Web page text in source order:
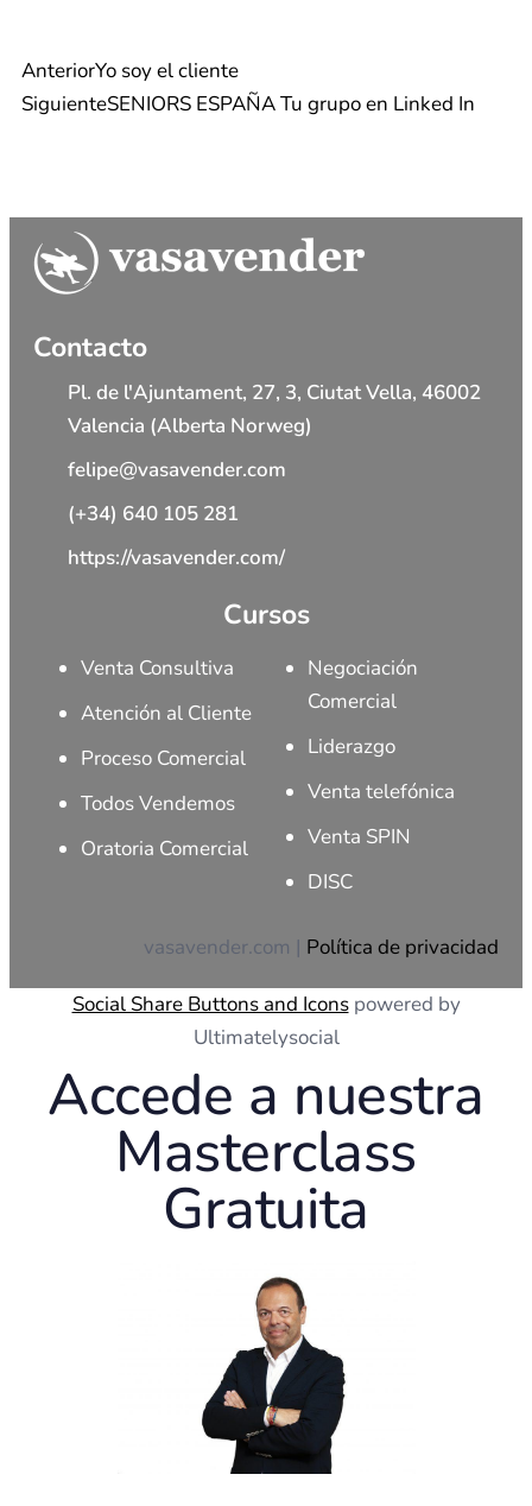
AnteriorYo soy el cliente
SiguienteSENIORS ESPAÑA Tu grupo en Linked In
Contacto
Pl. de l'Ajuntament, 27, 3, Ciutat Vella, 46002
Valencia (Alberta Norweg)
felipe@vasavender.com
(+34) 640 105 281
https://vasavender.com/
Cursos
Venta Consultiva
Atención al Cliente
Proceso Comercial
Todos Vendemos
Oratoria Comercial
Negociación
Comercial
Liderazgo
Venta telefónica
Venta SPIN
DISC
vasavender.com | Política de privacidad
Social Share Buttons and Iconspowered by
Ultimatelysocial
Accede a nuestra
Masterclass
Gratuita